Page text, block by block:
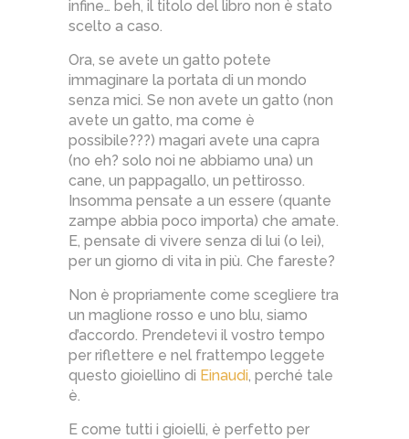
infine… beh, il titolo del libro non è stato
scelto a caso.
Ora, se avete un gatto potete
immaginare la portata di un mondo
senza mici. Se non avete un gatto (non
avete un gatto, ma come è
possibile???) magari avete una capra
(no eh? solo noi ne abbiamo una) un
cane, un pappagallo, un pettirosso.
Insomma pensate a un essere (quante
zampe abbia poco importa) che amate.
E, pensate di vivere senza di lui (o lei),
per un giorno di vita in più. Che fareste?
Non è propriamente come scegliere tra
un maglione rosso e uno blu, siamo
d’accordo. Prendetevi il vostro tempo
per riflettere e nel frattempo leggete
questo gioiellino di Einaudi, perché tale
è.
E come tutti i gioielli, è perfetto per